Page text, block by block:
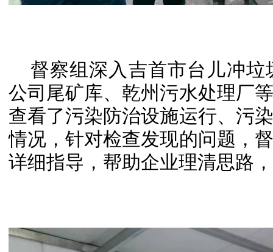
督察组深入吉首市台儿冲
公司尾矿库、乾州污水处理厂
查看了污染防治设施运行、污
情况，针对检查发现的问题，
详细指导，帮助企业理清思路